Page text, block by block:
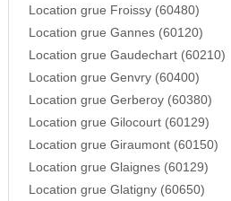
Location grue Froissy (60480)
Location grue Gannes (60120)
Location grue Gaudechart (60210)
Location grue Genvry (60400)
Location grue Gerberoy (60380)
Location grue Gilocourt (60129)
Location grue Giraumont (60150)
Location grue Glaignes (60129)
Location grue Glatigny (60650)